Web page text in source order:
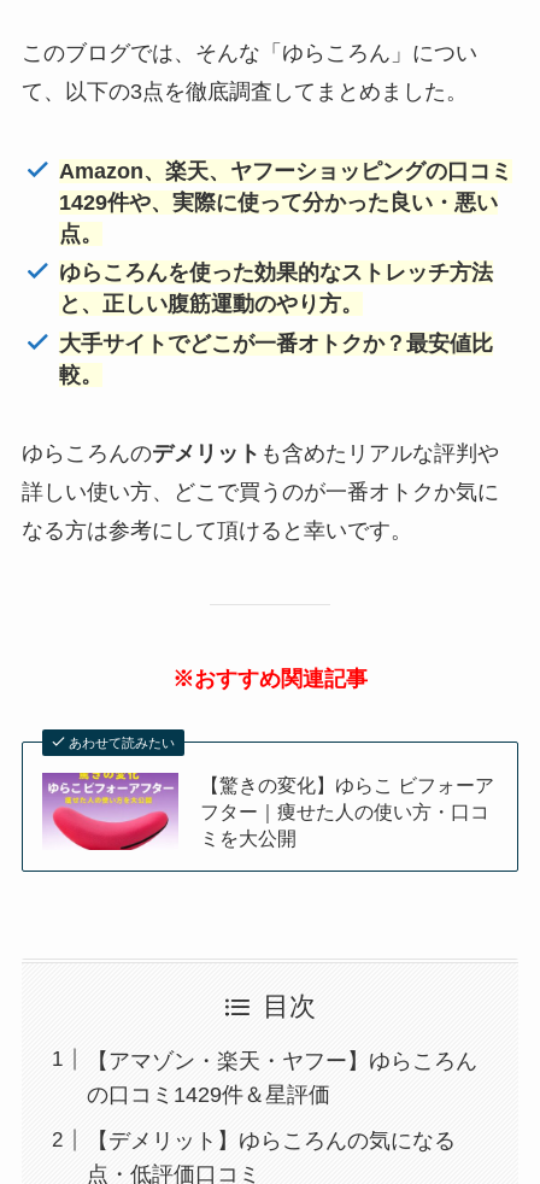
このブログでは、そんな「ゆらころん」につい
て、以下の3点を徹底調査してまとめました。
Amazon、楽天、ヤフーショッピングの口コミ
1429件や、実際に使って分かった良い・悪い
点。
ゆらころんを使った効果的なストレッチ方法
と、正しい腹筋運動のやり方。
大手サイトでどこが一番オトクか？最安値比
較。
ゆらころんのデメリット も含めたリアルな評判や
詳しい使い方、どこで買うのが一番オトクか気に
なる方は参考にして頂けると幸いです。
※おすすめ関連記事
あわせて読みたい
【驚きの変化】ゆらこ ビフォーア
フター｜痩せた人の使い方・口コ
ミを大公開
目次
【アマゾン・楽天・ヤフー】ゆらころん
の口コミ1429件＆星評価
【デメリット】ゆらころんの気になる
点・低評価口コミ